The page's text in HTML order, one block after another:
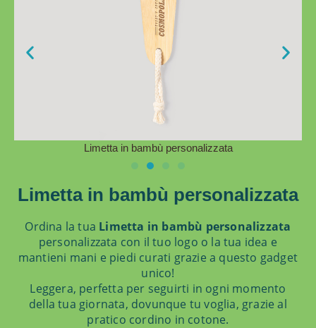
Limetta in bambù personalizzata
Limetta in bambù personalizzata
Ordina la tua Limetta in bambù personalizzata
personalizzata con il tuo logo o la tua idea e
mantieni mani e piedi curati grazie a questo gadget
unico!
Leggera, perfetta per seguirti in ogni momento
della tua giornata, dovunque tu voglia, grazie al
pratico cordino in cotone.